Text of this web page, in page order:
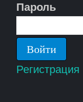
Пароль
Регистрация